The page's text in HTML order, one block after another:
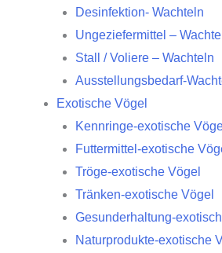
Desinfektion- Wachteln
Ungeziefermittel –
Stall / Voliere – Wachteln
Ausstellungsbedarf-
Exotische Vögel
Kennringe-exotische
Futtermittel-exotische
Tröge-exotische Vögel
Tränken-exotische Vögel
Gesunderhaltung-
Naturprodukte-exotische